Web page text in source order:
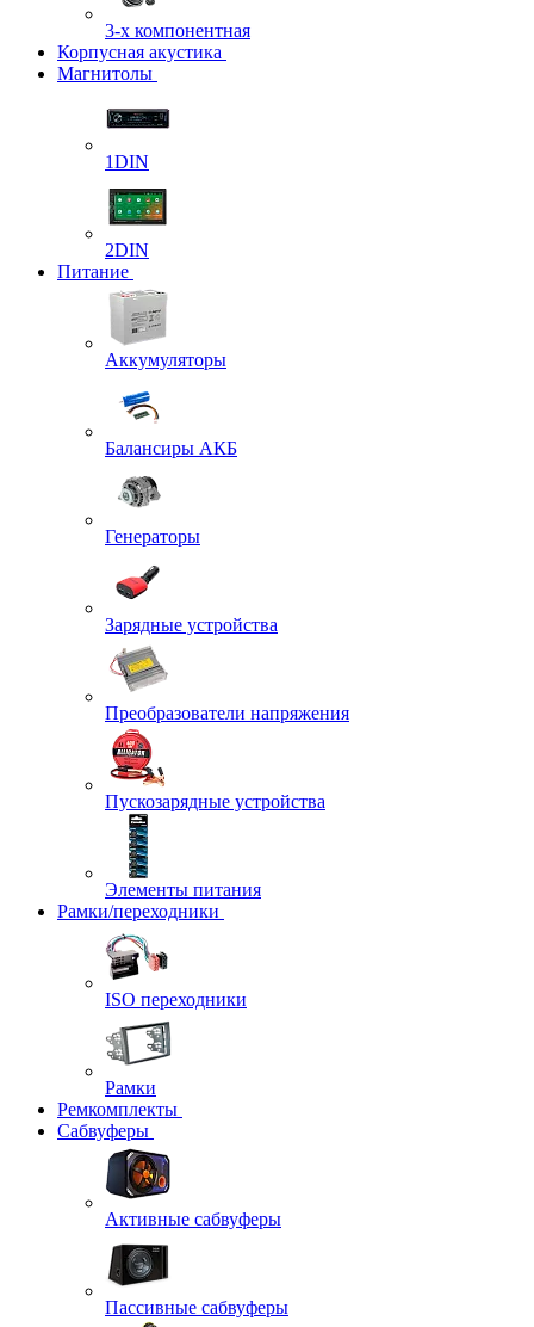
3-х компонентная
Корпусная акустика
Магнитолы
1DIN
2DIN
Питание
Аккумуляторы
Балансиры АКБ
Генераторы
Зарядные устройства
Преобразователи напряжения
Пускозарядные устройства
Элементы питания
Рамки/переходники
ISO переходники
Рамки
Ремкомплекты
Сабвуферы
Активные сабвуферы
Пассивные сабвуферы